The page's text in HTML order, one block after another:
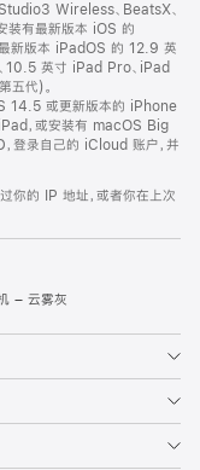
Wireless、BeatsX、
装有最新版本 iOS 的
新版本 iPadOS 的 12.9 英
10.5 英寸 iPad Pro、iPad
五代)。
14.5 或更新版本的 iPhone
，或安装有 macOS Big
登录自己的 iCloud 账户，并
你的 IP 地址，或者你在上次
– 云雾灰